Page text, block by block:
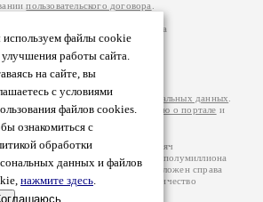
файлы cookie
улучшения работы сайта.
на сайте, вы
с условиями
файлов cookies.
ознакомиться с
обработки
данных и файлов
нажмите здесь.
пользовательского договора
принадлежат авторам
. Перепечатка произведений возможна
к которому вы можете
странице. Ответственность за
несут самостоятельно на
изаконодательства
Политики обработки персональных данных
более подробнуюинформацию о портале и
Проза.ру – порядка 100 тысяч
общей сумме просматривают более полумиллиона
посещаемости, который расположен справа
графе указано по две цифры: количество
посетителей.